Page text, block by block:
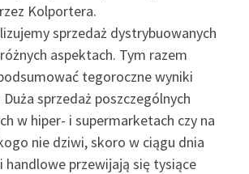
Kolportera.
sprzedaż dystrybuowanych
aspektach. Tym razem
tegoroczne wyniki
sprzedaż poszczególnych
w hiper- i supermarketach czy na
nie dziwi, skoro w ciągu dnia
handlowe przewijają się tysiące